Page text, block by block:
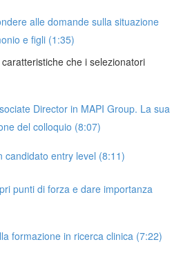
alle domande sulla situazione
e figli (1:35)
che i selezionatori
Director in MAPI Group. La sua
del colloquio (8:07)
candidato entry level (8:11)
punti di forza e dare importanza
formazione in ricerca clinica (7:22)